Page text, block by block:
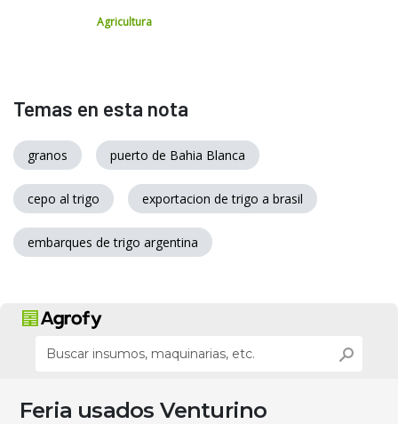
Agricultura
Temas en esta nota
granos puerto de Bahia Blanca
cepo al trigo exportacion de trigo a brasil
embarques de trigo argentina
Feria usados Venturino